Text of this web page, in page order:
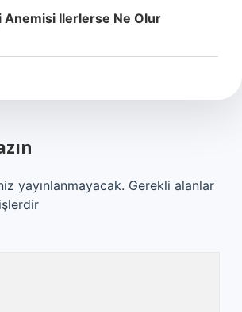
Anemisi Ilerlerse Ne Olur
yayınlanmayacak. Gerekli alanlar